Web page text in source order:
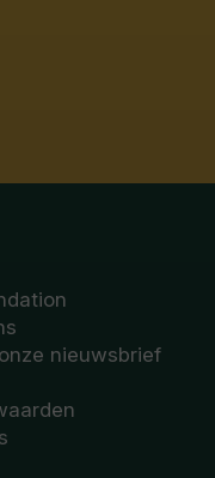
nieuwsbrief